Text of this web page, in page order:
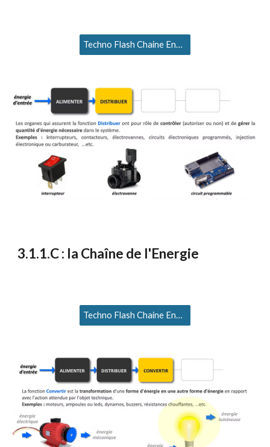
Techno Flash Chaine Energie
3.1.1.C: la Chaîne de l'Energie
Techno Flash Chaine Energie